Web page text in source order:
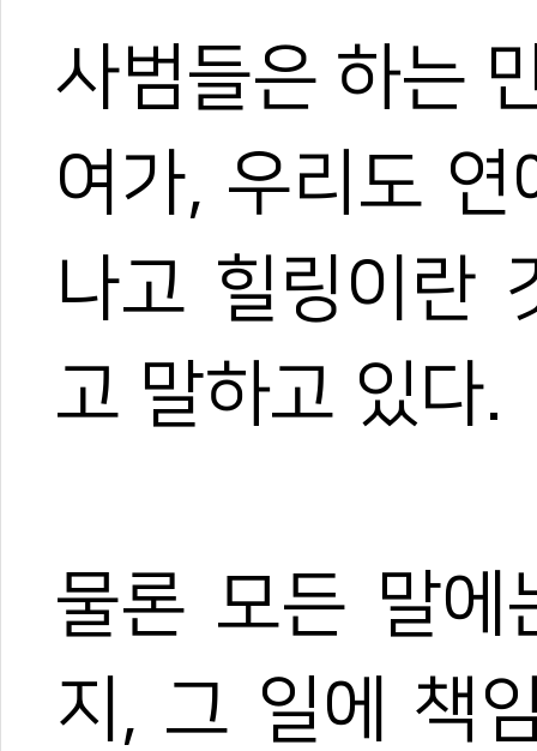
사범들은 하는
여가, 우리도
나고 힐링이란
고 말하고 있다.
물론 모든 말에
지, 그 일에 책